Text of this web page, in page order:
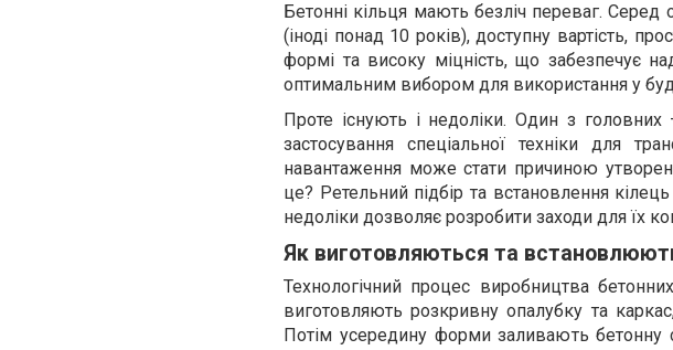
Бетонні кільця мають безліч переваг.
(іноді понад 10 років), доступну вартість,
формі та високу міцність, що забезпечує
оптимальним вибором для використання у
Проте існують і недоліки. Один з
застосування спеціальної техніки для
навантаження може стати причиною
це? Ретельний підбір та встановлення
недоліки дозволяє розробити заходи для їх
Як виготовляються та
Технологічний процес виробництва
виготовляють розкривну опалубку та
Потім усередину форми заливають бетонну